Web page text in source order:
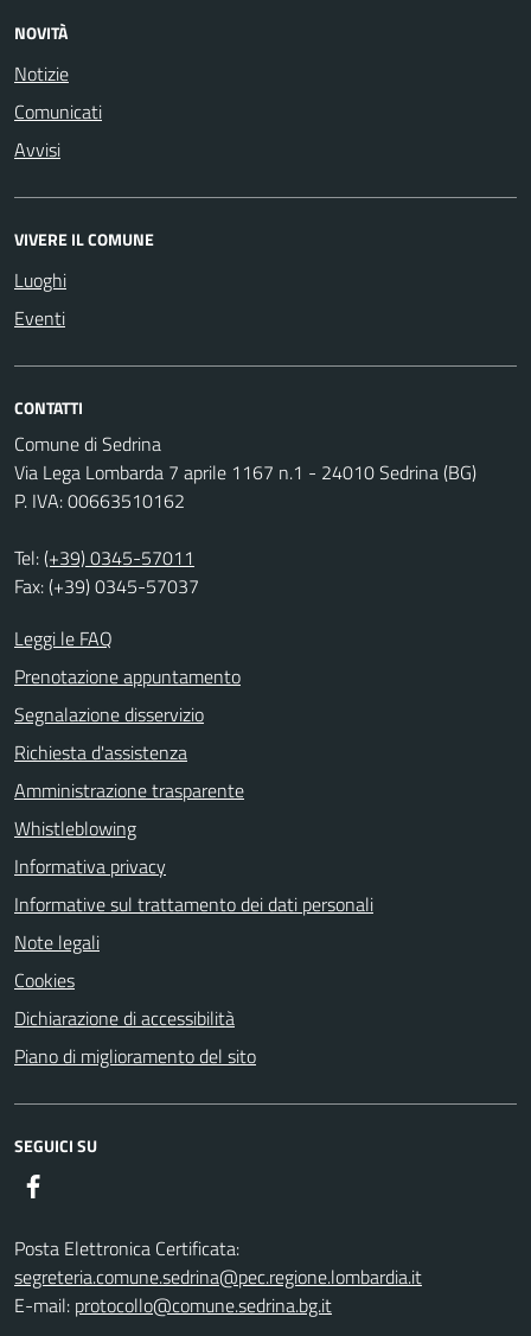
NOVITÀ
Notizie
Comunicati
Avvisi
VIVERE IL COMUNE
Luoghi
Eventi
CONTATTI
Comune di Sedrina
Via Lega Lombarda 7 aprile 1167 n.1 - 24010 Sedrina (BG)
P. IVA: 00663510162
Tel:(+39) 0345-57011
Fax: (+39) 0345-57037
Leggi le FAQ
Prenotazione appuntamento
Segnalazione disservizio
Richiesta d'assistenza
Amministrazione trasparente
Whistleblowing
Informativa privacy
Informative sul trattamento dei dati personali
Note legali
Cookies
Dichiarazione di accessibilità
Piano di miglioramento del sito
SEGUICI SU
Posta Elettronica Certificata:
segreteria.comune.sedrina@pec.regione.lombardia.it
E-mail: protocollo@comune.sedrina.bg.it